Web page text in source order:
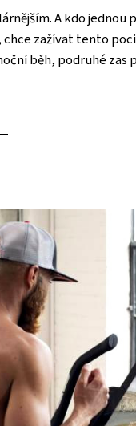
A kdo
zažívat tento
běh, podruhé